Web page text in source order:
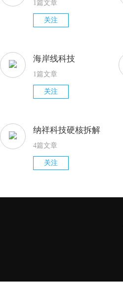
1篇文章
关注
海岸线科技
1篇文章
关注
纳祥科技硬核拆解
4篇文章
关注